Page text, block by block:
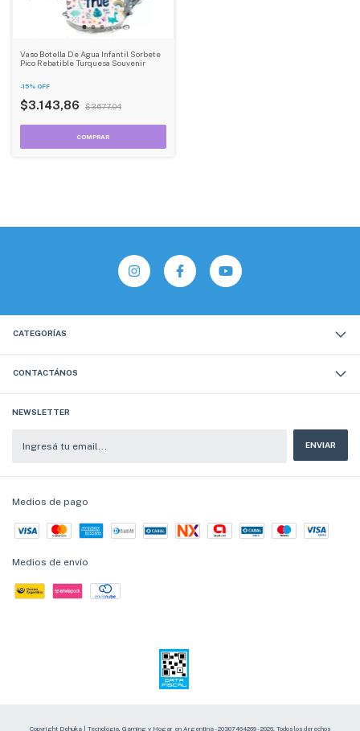
Vaso Botella De Agua Infantil Sorbete
Pico Rebatible Turquesa Souvenir
-15% OFF
$3.143,86 $3.677,04
CATEGORÍAS
CONTACTÁNOS
NEWSLETTER
Medios de pago
Medios de envío
Copyright Dehuka | Tecnología, Gaming y Hogar en Argentina - 20307464269 - 2026. Todos los derechos